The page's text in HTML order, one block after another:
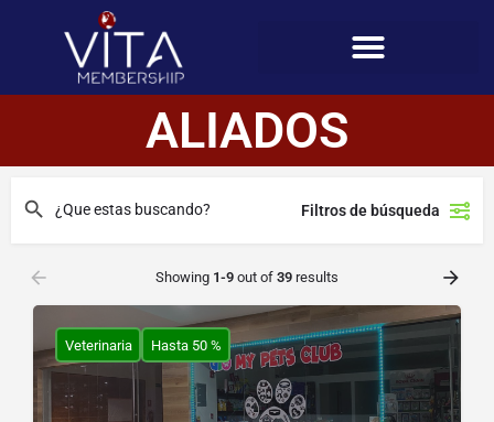
ALIADOS
Filtros de búsqueda
Showing 1-9 out of 39 results
Veterinaria Hasta 50 %